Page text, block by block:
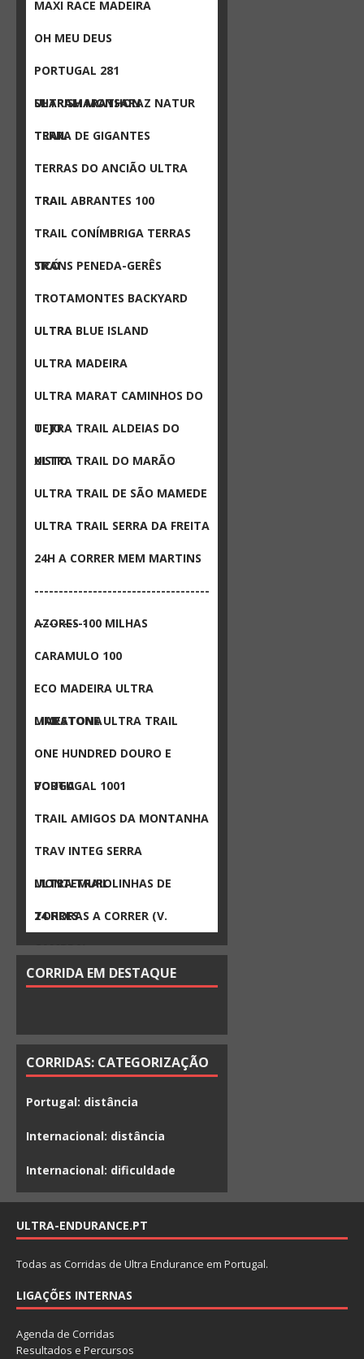
MAXI RACE MADEIRA
OH MEU DEUS
PORTUGAL 281
ULTRAMARATHON
SHARISH MONSARAZ NATUR
TRAIL
TERRA DE GIGANTES
TERRAS DO ANCIÃO ULTRA
TRAIL
TRAIL ABRANTES 100
TRAIL CONÍMBRIGA TERRAS
SICÓ
TRANS PENEDA-GERÊS
TROTAMONTES BACKYARD
ULTRA
ULTRA BLUE ISLAND
ULTRA MADEIRA
ULTRA MARAT CAMINHOS DO
TEJO
ULTRA TRAIL ALDEIAS DO
XISTO
ULTRA TRAIL DO MARÃO
ULTRA TRAIL DE SÃO MAMEDE
ULTRA TRAIL SERRA DA FREITA
24H A CORRER MEM MARTINS
------------------------------------
-----------
AZORES 100 MILHAS
CARAMULO 100
ECO MADEIRA ULTRA
MARATONA
LIMESTONE ULTRA TRAIL
ONE HUNDRED DOURO E
VOUGA
PORTUGAL 1001
TRAIL AMIGOS DA MONTANHA
TRAV INTEG SERRA
MONTEMURO
ULTRA TRAIL LINHAS DE
TORRES
24 HORAS A CORRER (V.
CAMBRA)
CORRIDA EM DESTAQUE
CORRIDAS: CATEGORIZAÇÃO
Portugal: distância
Internacional: distância
Internacional: dificuldade
ULTRA-ENDURANCE.PT
Todas as Corridas de Ultra Endurance em Portugal.
LIGAÇÕES INTERNAS
Agenda de Corridas
Resultados e Percursos